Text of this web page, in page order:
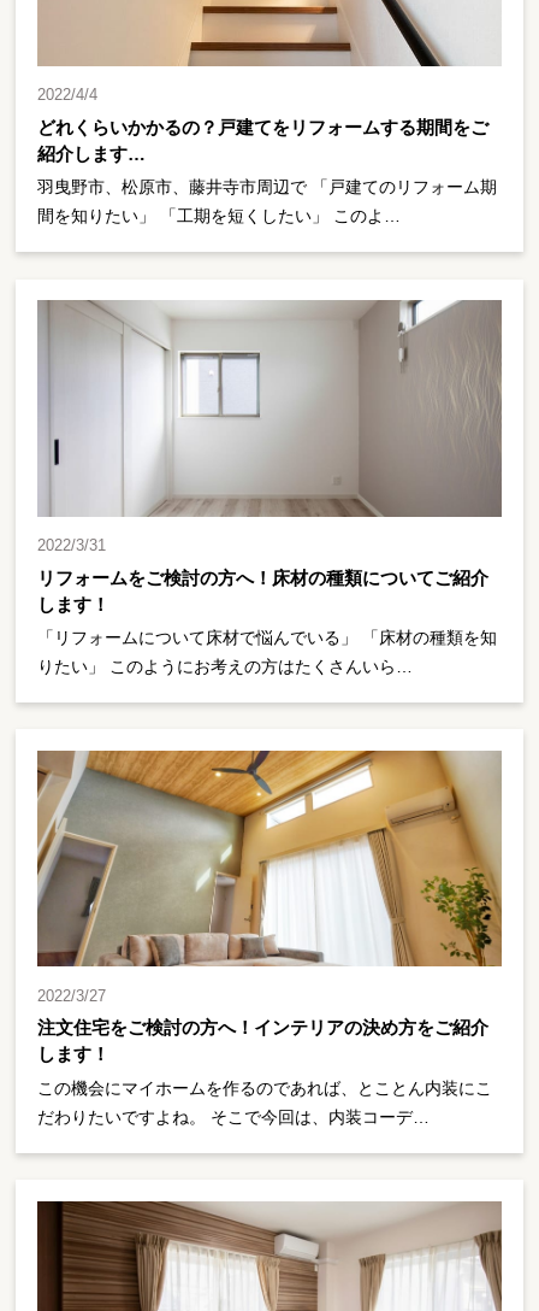
2022/4/4
どれくらいかかるの？戸建てをリフォームする期間をご
紹介します…
羽曳野市、松原市、藤井寺市周辺で 「戸建てのリフォーム期
間を知りたい」 「工期を短くしたい」 このよ…
2022/3/31
リフォームをご検討の方へ！床材の種類についてご紹介
します！
「リフォームについて床材で悩んでいる」 「床材の種類を知
りたい」 このようにお考えの方はたくさんいら…
2022/3/27
注文住宅をご検討の方へ！インテリアの決め方をご紹介
します！
この機会にマイホームを作るのであれば、とことん内装にこ
だわりたいですよね。 そこで今回は、内装コーデ…